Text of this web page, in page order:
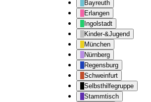
Bayreuth
Erlangen
Ingolstadt
Kinder-&Jugend
München
Nürnberg
Regensburg
Schweinfurt
Selbsthilfegruppe
Stammtisch